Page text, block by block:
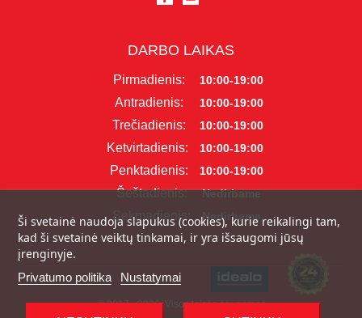
DARBO LAIKAS
Pirmadienis: 10:00-19:00
Antradienis: 10:00-19:00
Trečiadienis: 10:00-19:00
Ketvirtadienis: 10:00-19:00
Penktadienis: 10:00-19:00
Šeštadienis: Nedirbame
Sekmadienis: Nedirbame
Ši svetainė naudoja slapukus (cookies), kurie reikalingi tam,
kad ši svetainė veiktų tinkamai, ir yra išsaugomi jūsų
įrenginyje.
Privatumo politika Nustatymai
© 2017 - 2026, Visos teisės saugomos